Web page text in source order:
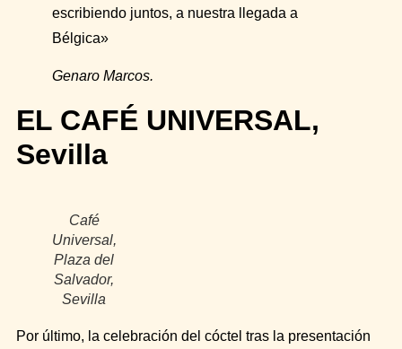
escribiendo juntos, a nuestra llegada a
Bélgica»
Genaro Marcos.
EL CAFÉ UNIVERSAL,
Sevilla
Café
Universal,
Plaza del
Salvador,
Sevilla
Por último, la celebración del cóctel tras la presentación